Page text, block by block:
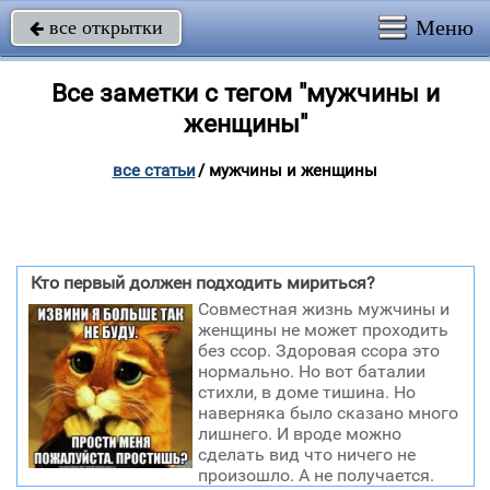
 все открытки Меню
Все заметки с тегом "мужчины и
женщины"
все статьи/ мужчины и женщины
Кто первый должен подходить мириться?
Совместная жизнь мужчины и
женщины не может проходить
без ссор. Здоровая ссора это
нормально. Но вот баталии
стихли, в доме тишина. Но
наверняка было сказано много
лишнего. И вроде можно
сделать вид что ничего не
произошло. А не получается.